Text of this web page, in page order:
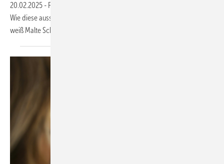
20.02.2025 - Für Großspeicher gibt es mehrere Geschäftsmodelle.
Wie diese aussehen und was die Speicher dafür mitbringen müssen,
weiß Malte Schön, Sales Project Expert bei